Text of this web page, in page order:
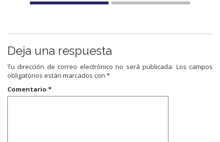
Deja una respuesta
Tu dirección de correo electrónico no será publicada. Los campos
obligatorios están marcados con *
Comentario *